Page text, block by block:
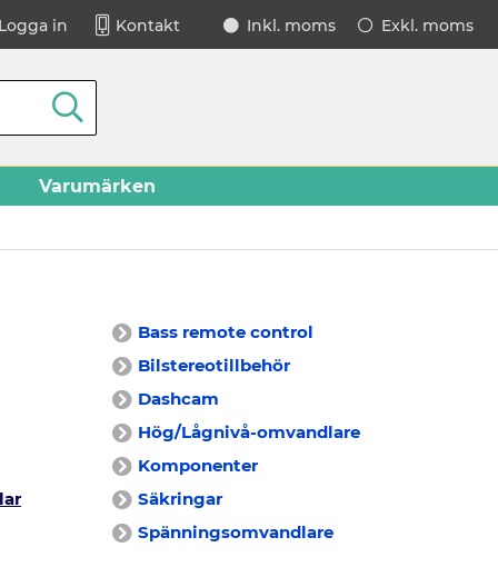
in Kontakt Exkl. moms
Inkl. moms
Varumärken
Bass remote control
Bilstereotillbehör
Dashcam
Hög/Lågnivå-omvandlare
Komponenter
Säkringar
Spänningsomvandlare